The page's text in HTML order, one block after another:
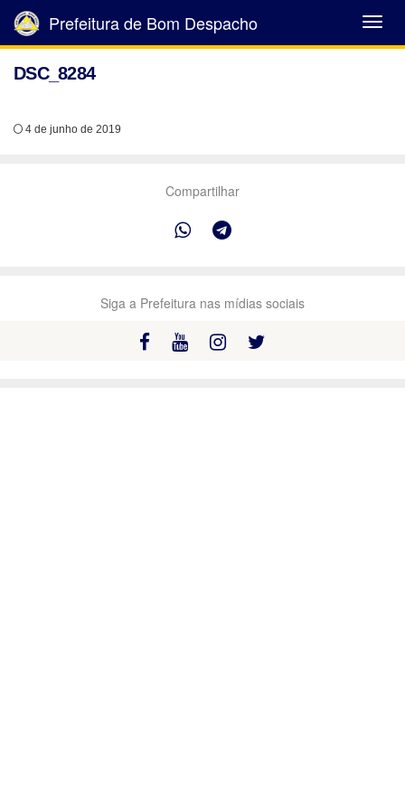
Abrir
Menu
Prefeitura de Bom Despacho
DSC_8284
4 de junho de 2019
Compartilhar
Siga a Prefeitura nas mídias sociais